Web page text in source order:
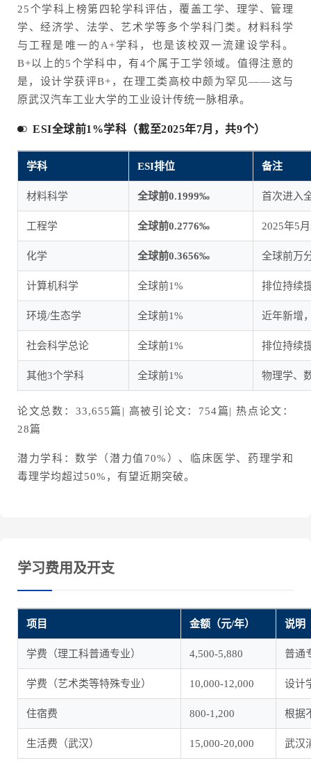
25个学科上榜第四轮学科评估，覆盖工学、理学、管理
学、经济学、法学、艺术学等多个学科门类。材料科学
与工程是唯一的A+学科，也是该校双一流建设学科。
B+以上的5个学科中，有4个属于工学领域。值得注意的
是，设计学获评B+，在理工类高校中颇为罕见——这与
原武汉汽车工业大学的工业设计传统一脉相承。
ESI全球前1%学科（截至2025年7月，共9个）
学科 ESI排位 备注
材料科学 全球前0.1999‰ 首次进入
工程学 全球前0.2776‰ 2025年5
化学 全球前0.3656‰ 全球前万
计算机科学 全球前1% 排位持续
环境/生态学 全球前1% 近年新增
社会科学总论 全球前1% 排位持续
其他3个学科 全球前1% 物理学、
论文总数：33,655篇| 高被引论文：754篇| 热点论文：
28篇
潜力学科：数学（潜力值70%）、临床医学、药理学和
毒理学均超过50%，有望近期突破。
学习费用及开支
项目 金额（元/年） 说明
学费（理工科普通专业） 4,500-5,880 普通
学费（艺术类等特殊专业） 10,000-12,000 设计
住宿费 800-1,200 根据
生活费（武汉） 15,000-20,000 武汉